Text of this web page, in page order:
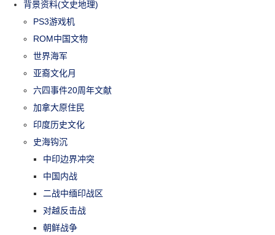
背景资料(文史地理)
PS3游戏机
ROM中国文物
世界海军
亚裔文化月
六四事件20周年文献
加拿大原住民
印度历史文化
史海钩沉
中印边界冲突
中国内战
二战中缅印战区
对越反击战
朝鲜战争